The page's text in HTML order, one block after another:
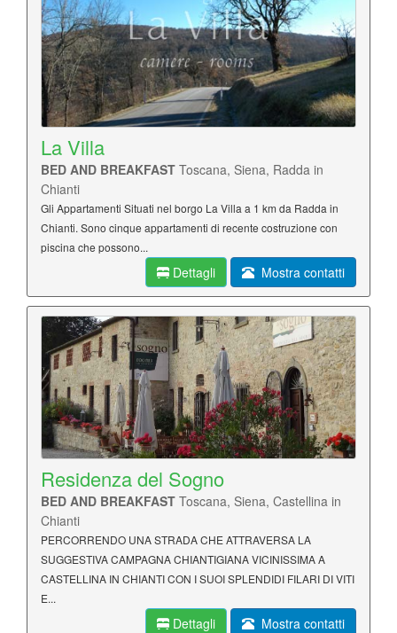
La Villa
BED AND BREAKFAST Toscana, Siena, Radda in
Chianti
Gli Appartamenti Situati nel borgo La Villa a 1 km da Radda in
Chianti. Sono cinque appartamenti di recente costruzione con
piscina che possono...
Dettagli Mostra contatti
Residenza del Sogno
BED AND BREAKFAST Toscana, Siena, Castellina in
Chianti
PERCORRENDO UNA STRADA CHE ATTRAVERSA LA
SUGGESTIVA CAMPAGNA CHIANTIGIANA VICINISSIMA A
CASTELLINA IN CHIANTI CON I SUOI SPLENDIDI FILARI DI VITI
E...
Dettagli Mostra contatti